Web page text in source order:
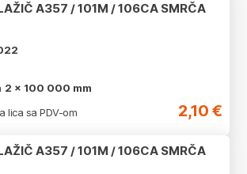
A357 / 101M / 106CA SMRČA
2 x 100 000 mm
lica sa PDV-om
2,10 €
A357 / 101M / 106CA SMRČA